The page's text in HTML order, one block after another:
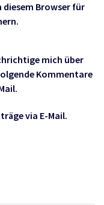
diesem Browser für
mich über
Kommentare
via E-Mail.